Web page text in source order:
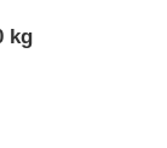
kg